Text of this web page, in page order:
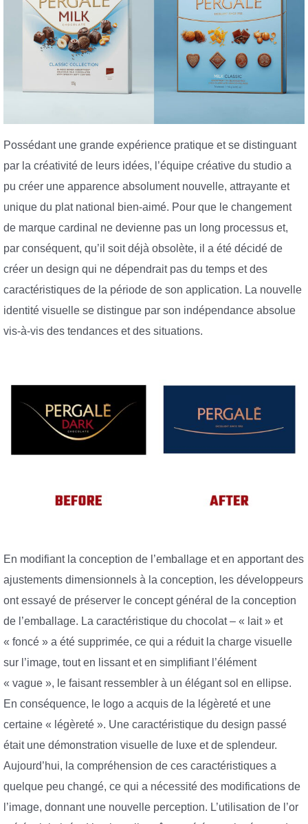
Possédant une grande expérience pratique et se distinguant
par la créativité de leurs idées, l’équipe créative du studio a
pu créer une apparence absolument nouvelle, attrayante et
unique du plat national bien-aimé. Pour que le changement
de marque cardinal ne devienne pas un long processus et,
par conséquent, qu’il soit déjà obsolète, il a été décidé de
créer un design qui ne dépendrait pas du temps et des
caractéristiques de la période de son application. La nouvelle
identité visuelle se distingue par son indépendance absolue
vis-à-vis des tendances et des situations.
En modifiant la conception de l’emballage et en apportant des
ajustements dimensionnels à la conception, les développeurs
ont essayé de préserver le concept général de la conception
de l’emballage. La caractéristique du chocolat – « lait » et
« foncé » a été supprimée, ce qui a réduit la charge visuelle
sur l’image, tout en lissant et en simplifiant l’élément
« vague », le faisant ressembler à un élégant sol en ellipse.
En conséquence, le logo a acquis de la légèreté et une
certaine « légèreté ». Une caractéristique du design passé
était une démonstration visuelle de luxe et de splendeur.
Aujourd’hui, la compréhension de ces caractéristiques a
quelque peu changé, ce qui a nécessité des modifications de
l’image, donnant une nouvelle perception. L’utilisation de l’or